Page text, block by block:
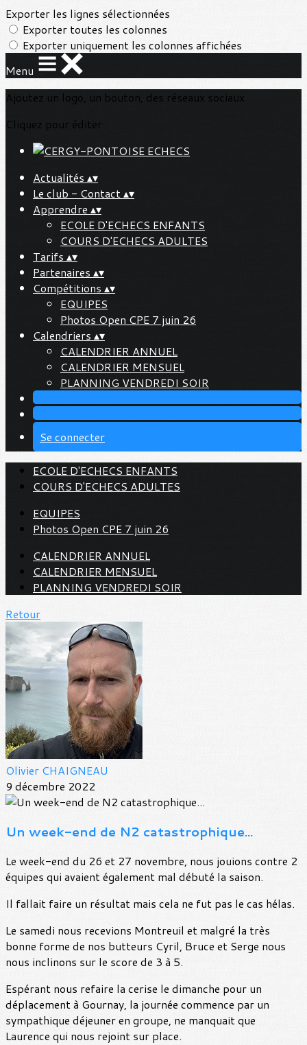
Exporter les lignes sélectionnées
Exporter toutes les colonnes
Exporter uniquement les colonnes affichées
Menu
Ajoutez un logo, un bouton, des réseaux sociaux
Cliquez pour éditer
Actualités ▴▾
Le club - Contact▴▾
Apprendre ▴▾
ECOLE D'ECHECS ENFANTS
COURS D'ECHECS ADULTES
Tarifs ▴▾
Partenaires ▴▾
Compétitions ▴▾
EQUIPES
Photos Open CPE 7 juin 26
Calendriers ▴▾
CALENDRIER ANNUEL
CALENDRIER MENSUEL
PLANNING VENDREDI SOIR
Se connecter
ECOLE D'ECHECS ENFANTS
COURS D'ECHECS ADULTES
EQUIPES
Photos Open CPE 7 juin 26
CALENDRIER ANNUEL
CALENDRIER MENSUEL
PLANNING VENDREDI SOIR
Retour
Olivier CHAIGNEAU
9 décembre 2022
Un week-end de N2 catastrophique...
Le week-end du 26 et 27 novembre, nous jouions contre 2
équipes qui avaient également mal débuté la saison.
Il fallait faire un résultat mais cela ne fut pas le cas hélas.
Le samedi nous recevions Montreuil et malgré la très
bonne forme de nos butteurs Cyril, Bruce et Serge nous
nous inclinons sur le score de 3 à 5.
Espérant nous refaire la cerise le dimanche pour un
déplacement à Gournay, la journée commence par un
sympathique déjeuner en groupe, ne manquait que
Laurence qui nous rejoint sur place.